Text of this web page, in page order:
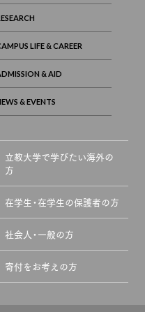
立教大学で学びたい海外の
方
在学生・在学生の保護者の方
社会人・一般の方
寄付をお考えの方